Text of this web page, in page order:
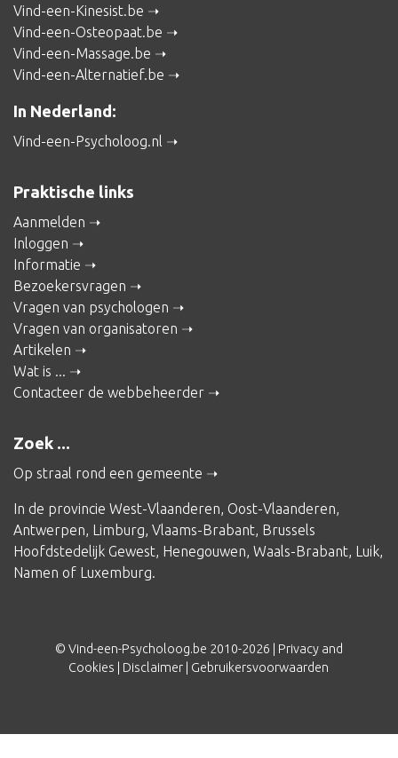
Vind-een-Kinesist.be
Vind-een-Osteopaat.be
Vind-een-Massage.be
Vind-een-Alternatief.be
In Nederland:
Vind-een-Psycholoog.nl
Praktische links
Aanmelden
Inloggen
Informatie
Bezoekersvragen
Vragen van psychologen
Vragen van organisatoren
Artikelen
Wat is ...
Contacteer de webbeheerder
Zoek ...
Op straal rond een gemeente
In de provincie West-Vlaanderen, Oost-Vlaanderen,
Antwerpen, Limburg, Vlaams-Brabant, Brussels
Hoofdstedelijk Gewest, Henegouwen, Waals-Brabant, Luik,
Namen of Luxemburg.
© Vind-een-Psycholoog.be 2010-2026 | Privacy and
Cookies
Disclaimer Gebruikersvoorwaarden